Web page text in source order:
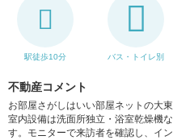
駅徒歩10分 バス・トイレ別
不動産コメント
お部屋さがしはいい部屋ネットの大東
室内設備は洗面所独立・浴室乾燥機
す。モニターで来訪者を確認し、イ